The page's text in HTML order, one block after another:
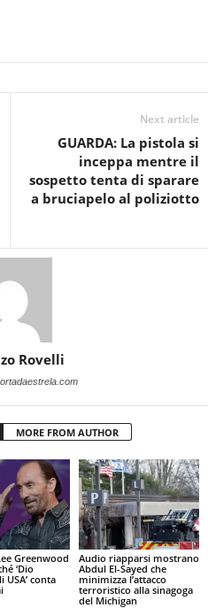
Next article
GUARDA: La pistola si
inceppa mentre il
sospetto tenta di sparare
a bruciapelo al poliziotto
Rovelli
MORE FROM AUTHOR
Greenwood
‘Dio
USA’ conta
Audio riapparsi mostrano
Abdul El-Sayed che
minimizza l’attacco
terroristico alla sinagoga
del Michigan